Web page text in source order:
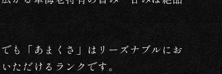
も「あまくさ」はリーズナブルにお
ただけるランクです。